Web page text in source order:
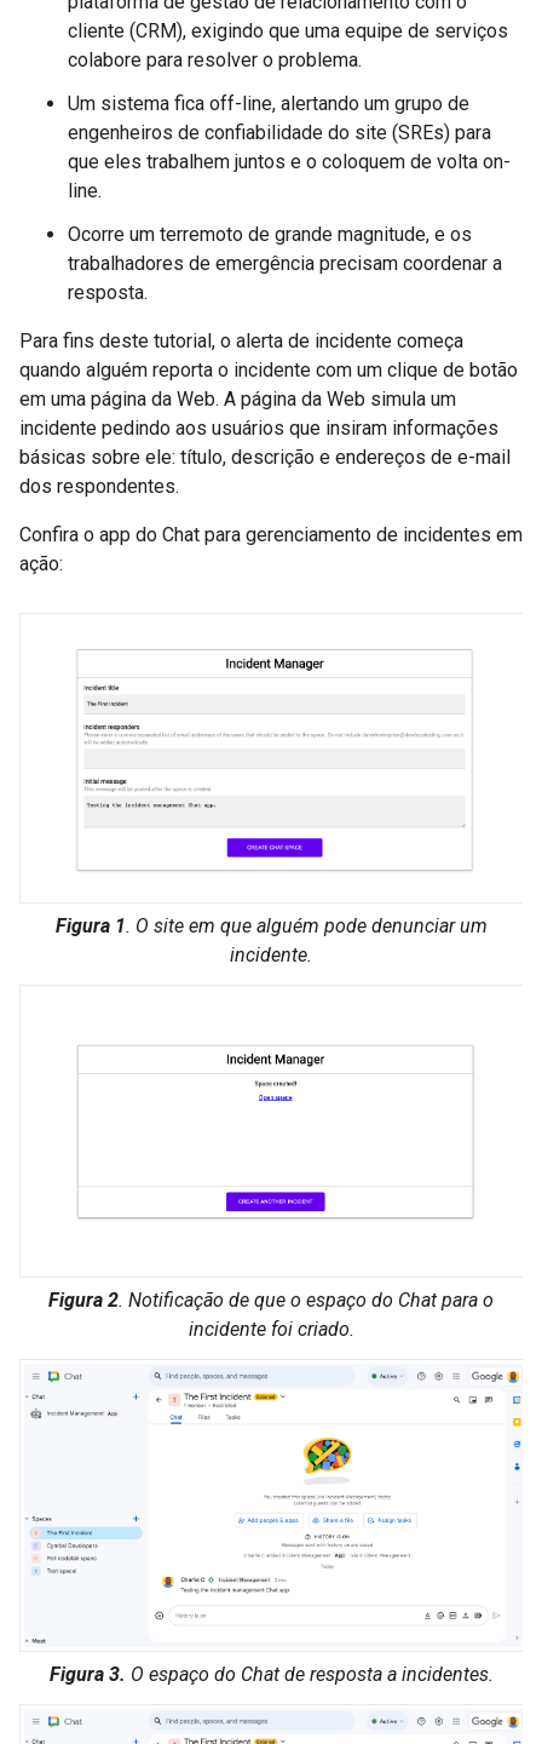
cliente (CRM), exigindo que uma equipe de serviços
colabore para resolver o problema.
Um sistema fica off-line, alertando um grupo de
engenheiros de confiabilidade do site (SREs) para
que eles trabalhem juntos e o coloquem de volta on-
line.
Ocorre um terremoto de grande magnitude, e os
trabalhadores de emergência precisam coordenar a
resposta.
Para fins deste tutorial, o alerta de incidente começa
quando alguém reporta o incidente com um clique de botão
em uma página da Web. A página da Web simula um
incidente pedindo aos usuários que insiram informações
básicas sobre ele: título, descrição e endereços de e-mail
dos respondentes.
Confira o app do Chat para gerenciamento de incidentes em
ação:
Figura 1. O site em que alguém pode denunciar um
incidente.
Figura 2. Notificação de que o espaço do Chat para o
incidente foi criado.
Figura 3. O espaço do Chat de resposta a incidentes.